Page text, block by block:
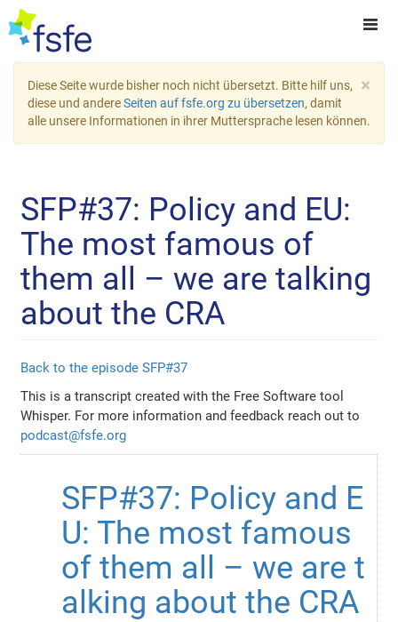
×
Diese Seite wurde bisher noch nicht übersetzt. Bitte hilf uns,
diese und andereSeiten auf fsfe.org zu übersetzen, damit
alle unsere Informationen in ihrer Muttersprache lesen können.
SFP#37: Policy and EU:
The most famous of
them all – we are talking
about the CRA
Back to the episode SFP#37
This is a transcript created with the Free Software tool
Whisper. For more information and feedback reach out to
podcast@fsfe.org
SFP#37: Policy and E
U: The most famous
of them all – we are t
alking about the CRA